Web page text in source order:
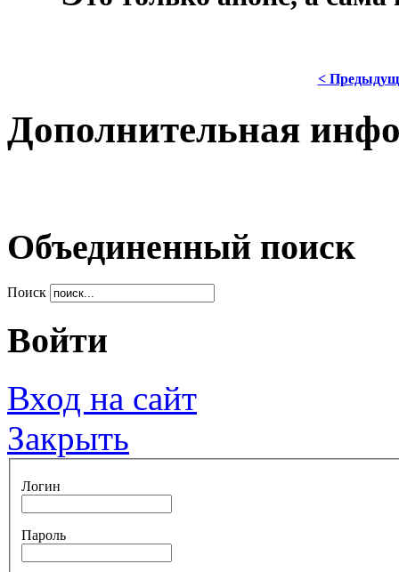
<
Дополнительная
Объединенный поиск
Поиск
Войти
Вход на сайт
Закрыть
Логин
Пароль